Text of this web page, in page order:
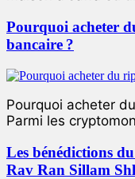
Pourquoi acheter
bancaire ?
Pourquoi acheter
Parmi les
Les bénédictions
Rav Ran Sillam